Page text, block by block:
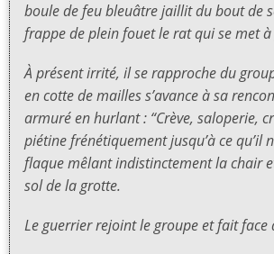
boule de feu bleuâtre jaillit du bout de
frappe de plein fouet le rat qui se met
À présent irrité, il se rapproche du
en cotte de mailles s’avance à sa
armuré en hurlant : “Crève, saloperie,
piétine frénétiquement jusqu’à ce qu’il
flaque mêlant indistinctement la chair
sol de la grotte.
Le guerrier rejoint le groupe et fait face